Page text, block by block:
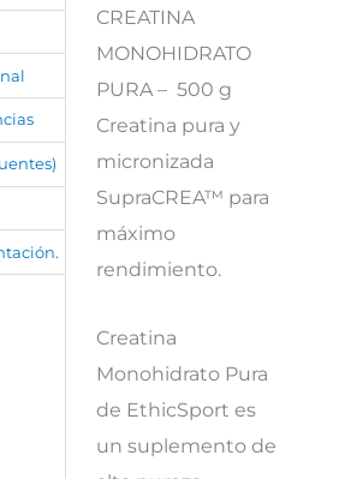
CREATINA
MONOHIDRATO
PURA – 500 g
Creatina pura y
micronizada
SupraCREA™ para
máximo
rendimiento.
Creatina
Monohidrato Pura
de EthicSport es
un suplemento de